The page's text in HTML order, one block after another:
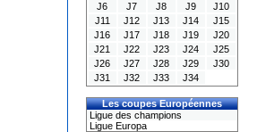
J6
J7 J8 J9
J10
J11
J12 J13 J14
J15
J16
J17 J18 J19
J20
J21
J22 J23 J24
J25
J26
J27 J28 J29
J30
J31
J32 J33 J34
Les coupes Européennes
Ligue des champions
Ligue Europa